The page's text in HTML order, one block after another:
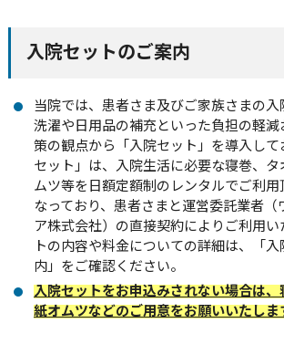
入院セットのご案内
当院では、患者さま及びご家族さまの入
洗濯や日用品の補充といった負担の軽減
策の観点から「入院セット」を導入して
セット」は、入院生活に必要な寝巻、タ
ムツ等を日額定額制のレンタルでご利用
なっており、患者さまと運営委託業者（
ア株式会社）の直接契約によりご利用い
トの内容や料金についての詳細は、「
内」をご確認ください。
入院セットをお申込みされない場合は、
紙オムツなどのご用意をお願いいたしま